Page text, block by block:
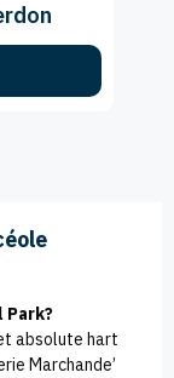
Park?
absolute hart
Marchande’